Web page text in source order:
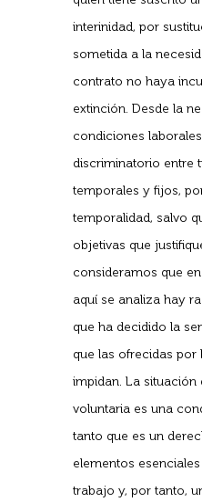
interinidad, por
sometida a la
contrato no haya
extinción. Desde la
condiciones
discriminatorio entre
temporales y fijos,
temporalidad, salvo
objetivas que
consideramos que
aquí se analiza hay
que ha decidido la
que las ofrecidas por
impidan. La situación
voluntaria es una
tanto que es un
elementos
trabajo y, por tanto,